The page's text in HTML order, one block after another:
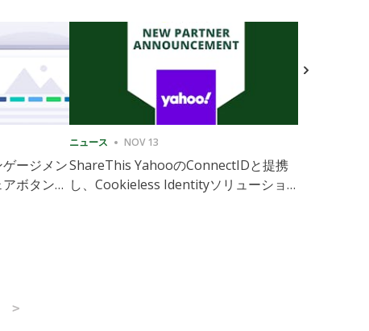
ージメン
ボタンの
ニュース NOV 13
ShareThis YahooのConnectIDと提携
し、Cookieless Identityソリューション
>